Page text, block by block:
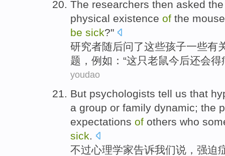
The researchers then asked
physical existence of the mouse
be sick?"
研究者随后问了这些孩子一些有
题 ， 例如 ：“这只老鼠今后还会得
youdao
But psychologists tell us that
a group or family dynamic; the
expectations of others who
sick.
不过心理学家告诉我们说， 强迫